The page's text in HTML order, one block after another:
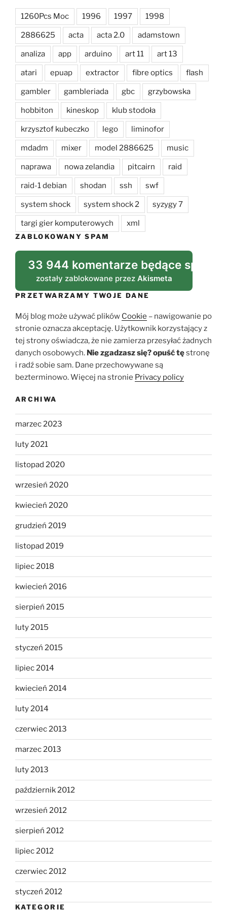
1260Pcs Moc 1996 1997 1998
2886625 acta acta 2.0 adamstown
analiza app arduino art 11 art 13
atari epuap extractor fibre optics flash
gambler gambleriada gbc grzybowska
hobbiton kineskop klub stodoła
krzysztof kubeczko lego liminofor
mdadm mixer model 2886625 music
naprawa nowa zelandia pitcairn raid
raid-1 debian shodan ssh swf
system shock system shock 2 syzygy 7
targi gier komputerowych xml
ZABLOKOWANY SPAM
33 944 komentarze będące
zostały zablokowane przez Akismeta
PRZETWARZAMY TWOJE DANE
Mój blog może używać plików Cookie – nawigowanie po
stronie oznacza akceptację. Użytkownik korzystający z
tej strony oświadcza, że nie zamierza przesyłać żadnych
danych osobowych. Nie zgadzasz się?opuść tęstronę
i radź sobie sam. Dane przechowywane są
bezterminowo. Więcej na stronie Privacy policy
ARCHIWA
marzec 2023
luty 2021
listopad 2020
wrzesień 2020
kwiecień 2020
grudzień 2019
listopad 2019
lipiec 2018
kwiecień 2016
sierpień 2015
luty 2015
styczeń 2015
lipiec 2014
kwiecień 2014
luty 2014
czerwiec 2013
marzec 2013
luty 2013
październik 2012
wrzesień 2012
sierpień 2012
lipiec 2012
czerwiec 2012
styczeń 2012
KATEGORIE